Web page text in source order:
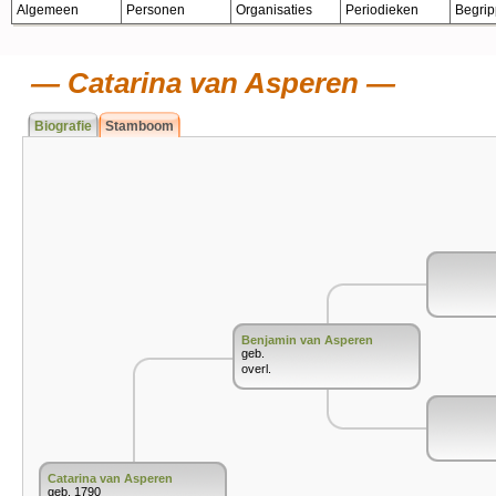
Algemeen Personen Organisaties Periodieken
Catarina van Asperen
Biografie Stamboom
Catarina van Asperen
geb. 1790
Benjamin van Asperen
geb.
overl.